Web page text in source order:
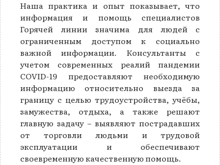
Наша практика и опыт показывает, что
информация и помощь специалистов
Горячей линии значима для людей с
ограниченным доступом к социально
важной информации. Консультанты с
учетом современных реалий пандемии
COVID-19 предоставляют необходимую
информацию относительно выезда за
границу с целью трудоустройства, учёбы,
замужества, отдыха, а также решают
главную задачу – выявляют пострадавших
от торговли людьми и трудовой
эксплуатации и обеспечивают
своевременную качественную помощь.